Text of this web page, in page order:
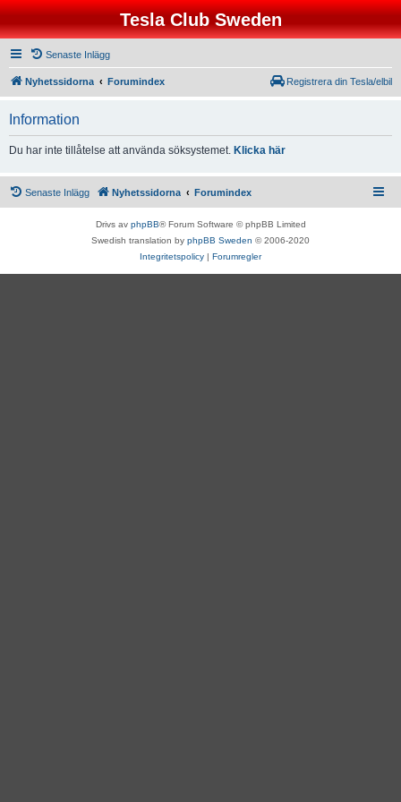
Tesla Club Sweden
Senaste Inlägg
Nyhetssidorna Forumindex Registrera din Tesla/elbil
Information
Du har inte tillåtelse att använda söksystemet. Klicka här
Senaste Inlägg Nyhetssidorna Forumindex
Drivs av phpBB® Forum Software © phpBB Limited
Swedish translation by phpBB Sweden © 2006-2020
Integritetspolicy | Forumregler